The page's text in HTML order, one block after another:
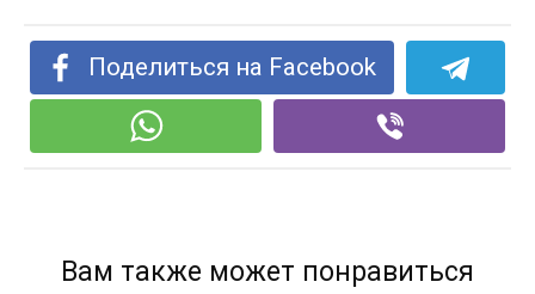
Поделиться на Facebook
Вам также может понравиться